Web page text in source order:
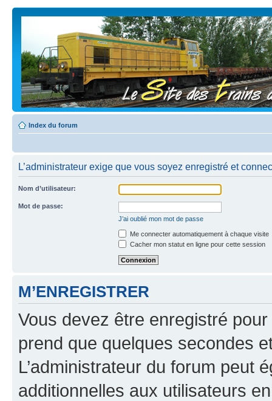
Index du forum
L’administrateur exige que vous soyez enregistré et
Nom d’utilisateur:
Mot de passe:
J’ai oublié mon mot de passe
Me connecter automatiquement à chaque visite
Cacher mon statut en ligne pour cette session
M’ENREGISTRER
Vous devez être enregistré
prend que quelques secondes
L’administrateur du forum peut
additionnelles aux utilisateurs